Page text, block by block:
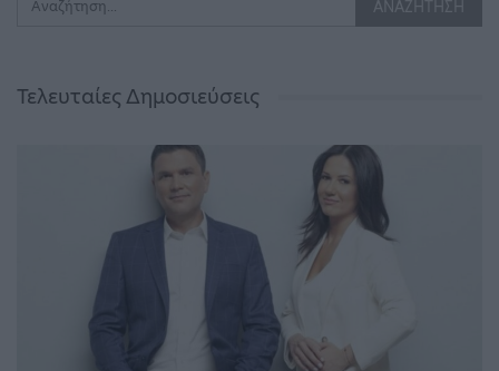
Τελευταίες Δημοσιεύσεις